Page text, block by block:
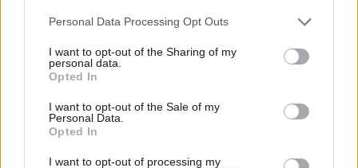
Personal Data Processing Opt Outs
I want to opt-out of the Sharing of my
personal data.
Opted In
I want to opt-out of the Sale of my
Personal Data.
Opted In
I want to opt-out of processing my